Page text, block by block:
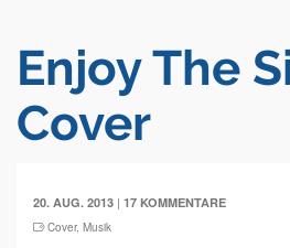
Enjoy The
Cover
20. AUG. 2013 | 17 KOMMENTARE
Cover, Musik